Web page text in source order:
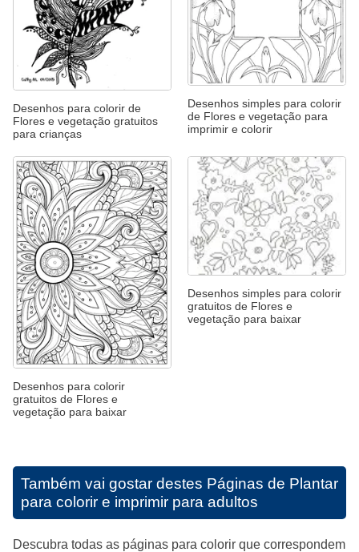
Desenhos para colorir de
Flores e vegetação gratuitos
para crianças
Desenhos simples para colorir
de Flores e vegetação para
imprimir e colorir
Desenhos para colorir
gratuitos de Flores e
vegetação para baixar
Desenhos simples para colorir
gratuitos de Flores e
vegetação para baixar
Também vai gostar destes Páginas de Plantar
para colorir e imprimir para adultos
Descubra todas as páginas para colorir que correspondem